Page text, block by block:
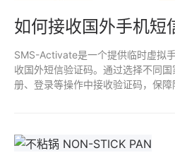
如何接收国外手机短
SMS-Activate是一个提供临时虚拟
收国外短信验证码。通过选择不同
册、登录等操作中接收验证码，保